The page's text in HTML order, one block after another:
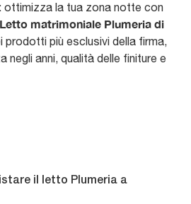
ottimizza la tua zona notte con
Letto matrimoniale Plumeria di
prodotti più esclusivi della firma,
negli anni, qualità delle finiture e
il letto Plumeria a